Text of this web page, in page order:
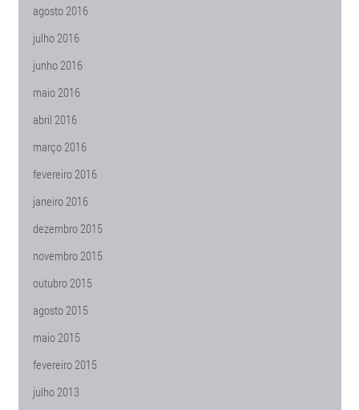
agosto 2016
julho 2016
junho 2016
maio 2016
abril 2016
março 2016
fevereiro 2016
janeiro 2016
dezembro 2015
novembro 2015
outubro 2015
agosto 2015
maio 2015
fevereiro 2015
julho 2013